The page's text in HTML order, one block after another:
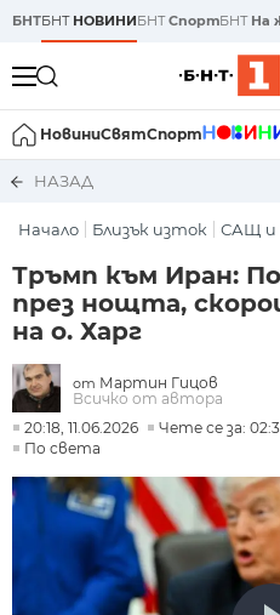
БНТБНТ НОВИНИБНТСпортБНТ На
НовиниСвятСпорт
НАЗАД
Начало Близък изток САЩ и
Тръмп към Иран:
през нощта,
на о. Харг
от Мартин Гицов
Всичко от автора
20:18, 11.06.2026
Чете се за:
По света